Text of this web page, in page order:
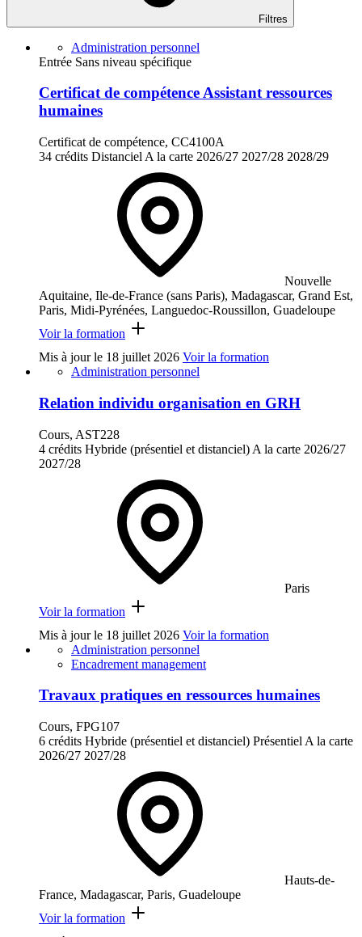
Filtres
Administration personnel
Entrée Sans niveau spécifique
Certificat de compétence Assistant ressources
humaines
Certificat de compétence, CC4100A
34 crédits Distanciel A la carte 2026/27 2027/28 2028/29
Nouvelle
Aquitaine, Ile-de-France (sans Paris), Madagascar, Grand Est,
Paris, Midi-Pyrénées, Languedoc-Roussillon, Guadeloupe
Voir la formation
Mis à jour le 18 juillet 2026 Voir la formation
Administration personnel
Relation individu organisation en GRH
Cours, AST228
4 crédits Hybride (présentiel et distanciel) A la carte 2026/27
2027/28
Paris
Voir la formation
Mis à jour le 18 juillet 2026 Voir la formation
Administration personnel
Encadrement management
Travaux pratiques en ressources humaines
Cours, FPG107
6 crédits Hybride (présentiel et distanciel) Présentiel A la carte
2026/27 2027/28
Hauts-de-
France, Madagascar, Paris, Guadeloupe
Voir la formation